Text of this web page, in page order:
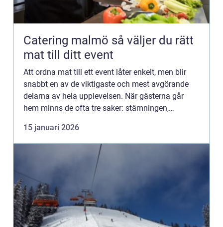
Catering malmö så väljer du rätt
mat till ditt event
Att ordna mat till ett event låter enkelt, men blir
snabbt en av de viktigaste och mest avgörande
delarna av hela upplevelsen. När gästerna går
hem minns de ofta tre saker: stämningen,
malmö stor bet...
15 januari 2026